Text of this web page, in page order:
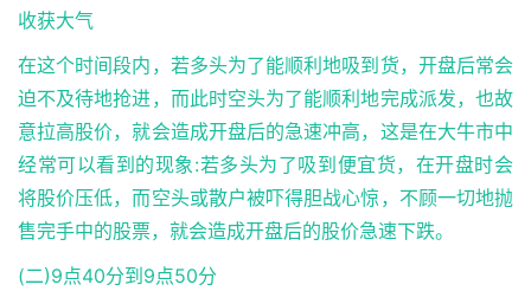
收获大气
在这个时间段内，若多头为了能顺利地吸到货，开盘后常会
迫不及待地抢进，而此时空头为了能顺利地完成派发，也故
意拉高股价，就会造成开盘后的急速冲高，这是在大牛市中
经常可以看到的现象:若多头为了吸到便宜货，在开盘时会
将股价压低，而空头或散户被吓得胆战心惊，不顾一切地抛
售完手中的股票，就会造成开盘后的股价急速下跌。
(二)9点40分到9点50分